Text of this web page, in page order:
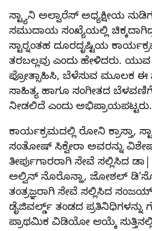
ಸ್ಟ್ಯಾನಿ ಅಲ್ವಾರೆಸ್ ಅಧ್ಯಕ್ಷೀಯ
ಸಮುದಾಯ ಸಂಖ್ಯೆಯಲ್ಲಿ
ಸ್ಟಾರ್‍ನಂತಹ ದೂರದೃಷ್ಟಿಯ
ತರಬಲ್ಲವು ಎಂದು ಹೇಳಿದರು. ಯುವ
ಪ್ರೋತ್ಸಾಹಿಸಿ, ಬೆಳೆಸುವ ಮೂಲಕ ಈ
ಸಾಹಿತ್ಯ ಹಾಗೂ ಸಂಗೀತದ
ನೀಡಲಿದೆ ಎಂದು ಅಭಿಪ್ರಾಯಪಟ್ಟರು.
ಕಾರ್ಯಕ್ರಮದಲ್ಲಿ ರೋನಿ ಕ್ರಾಸ್ತಾ,
ಸಂತೋಷ್ ಸಿಕ್ವೇರಾ ಅವರನ್ನು
ತೀರ್ಪುಗಾರರಾಗಿ ಸೇವೆ ಸಲ್ಲಿಸಿದ
ಅಲ್ವಿನ್ ನೊರೊನ್ಹಾ, ಜೋಶಲ್
ತಂತ್ರಜ್ಞರಾಗಿ ಸೇವೆ ಸಲ್ಲಿಸಿದ
ಡೈಜಿವರ್ಲ್ಡ್ ತಂಡದ
ಪ್ರಾಥಮಿಕ ವಿಡಿಯೋ ಆಯ್ಕೆ ಸುತ್ತಿನಲ್ಲಿ